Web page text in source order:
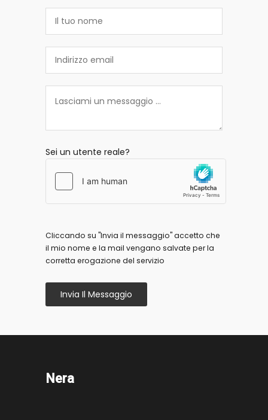
Sei un utente reale?
Cliccando su "Invia il messaggio" accetto che
il mio nome e la mail vengano salvate per la
corretta erogazione del servizio
Invia Il Messaggio
Nera